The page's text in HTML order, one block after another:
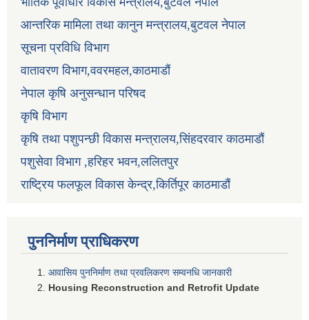
आन्तरिक मामिला तथा कानुन मन्त्रालय,बुटवल नेपाल
सूचना प्रविधि विभाग
वातावरण विभाग,ववरमहल,काठमाडौं
नेपाल कृषि अनुसन्धान परिषद
कृषि विभाग
कृषि तथा पशुपन्छी विकास मन्त्रालय,सिंहदरवार काठमाडौं
पशुसेवा विभाग ,हरिहर भवन,ललितपुर
राष्ट्रिय फलफूल विकास केन्द्र,किर्तिपूर काठमाडौं
पुननिर्माण प्राधिकरण
आवासिय पुननिर्माण तथा प्रवलिकरण सम्वनधि जानकारी
Housing Reconstruction and Retrofit Update